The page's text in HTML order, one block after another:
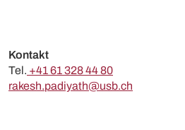
Kontakt
Tel. +41 61 328 44 80
rakesh.padiyath@usb.ch